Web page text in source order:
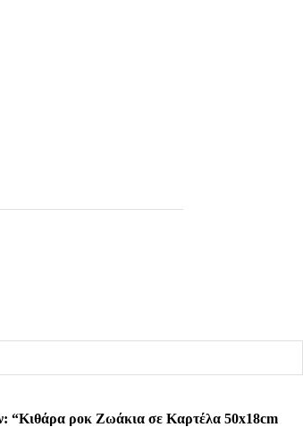
“Κιθάρα ροκ Ζωάκια σε Καρτέλα 50x18cm